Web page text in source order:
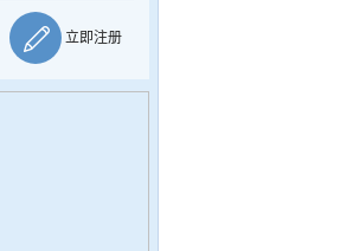
立即注册